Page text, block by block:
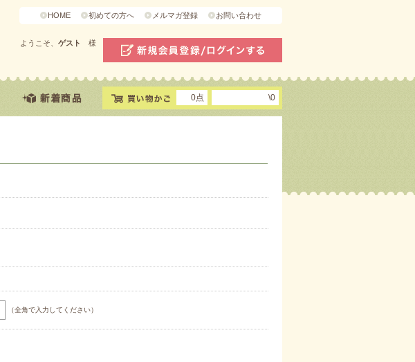
HOME 初めての方へ メルマガ登録 お問い合わせ
ようこそ、 ゲスト 様
0点 \0
（全角で入力してください）